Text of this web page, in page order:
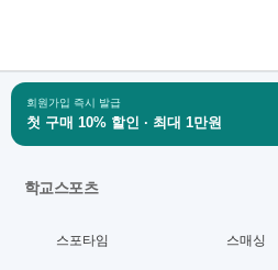
회원가입 즉시 발급
첫 구매 10% 할인 · 최대 1만원
학교스포츠
스포타임 스매싱